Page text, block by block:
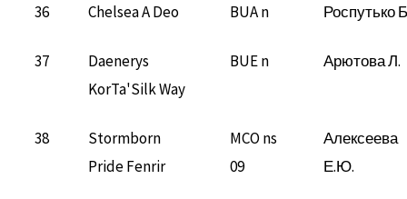
36 Chelsea A Deo BUA n Роспутько
37
Daenerys
KorTa'Silk Way
BUE n Арютова Л.
38
Stormborn
Pride Fenrir
MCO ns
09
Алексеева
Е.Ю.